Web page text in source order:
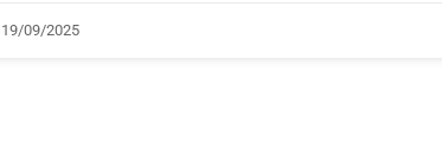
19/09/2025